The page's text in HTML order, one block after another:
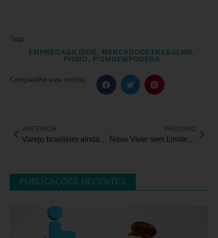
Tags
EMPREGABILIDDE, MERCADODETRABALHO,
PISMO, PISMOEMPODERA
Compartilhe esta notícia:
ANTERIOR
Varejo brasileiro ainda ignora acessibilidade digital
PRÓXIMO
Novo Viver sem Limite completa um ano com ações que ampliam direitos das pessoas com deficiência no Brasil
PUBLICAÇÕES RECENTES